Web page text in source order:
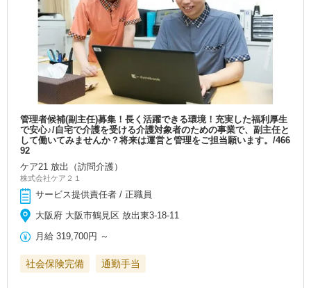
管理者候補(副主任)募集！長く活躍できる環境！充実した福利厚生
で安心♪/自宅で介護を受ける介護対象者のための事業で、副主任と
して働いてみませんか？将来は運営と管理をご担当願います。/466
92
ケア21 放出（訪問介護）
株式会社ケア２１
サービス提供責任者 / 正職員
大阪府 大阪市鶴見区 放出東3-18-11
月給 319,700円 ～
社会保険完備 通勤手当